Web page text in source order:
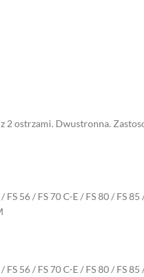
2 ostrzami. Dwustronna.
FS 56 / FS 70 C-E / FS 80 / FS
FS 56 / FS 70 C-E / FS 80 / FS